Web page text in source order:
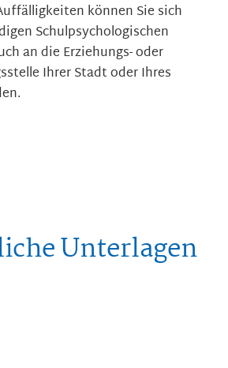
können Sie sich
Schulpsychologischen
an die Erziehungs- oder
Ihrer Stadt oder Ihres
Unterlagen